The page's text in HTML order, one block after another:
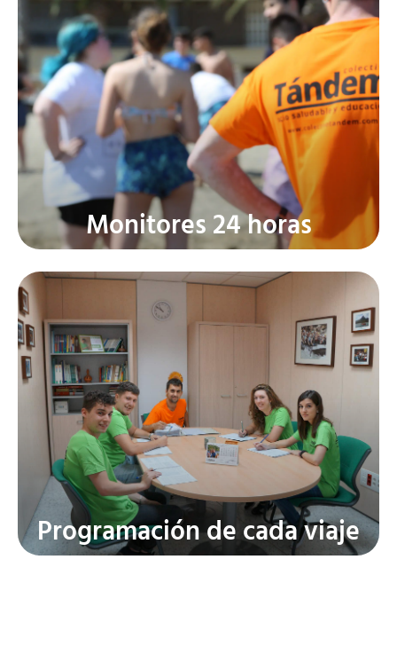
Monitores 24 horas
Organización garantizada: ratio
1 por 10-12 participantes.
Programación de cada viaje
El equipo se reúne antes del
viaje: planificación clara, sin
colegueos.